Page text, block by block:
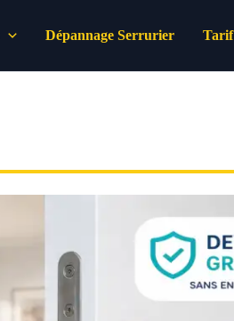
Dépannage Serrurier Tarif